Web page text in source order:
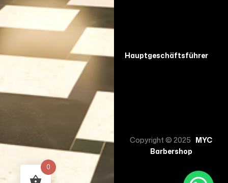
Hauptgeschäftsführer
Copyright © 2025 MYC
Barbershop
0